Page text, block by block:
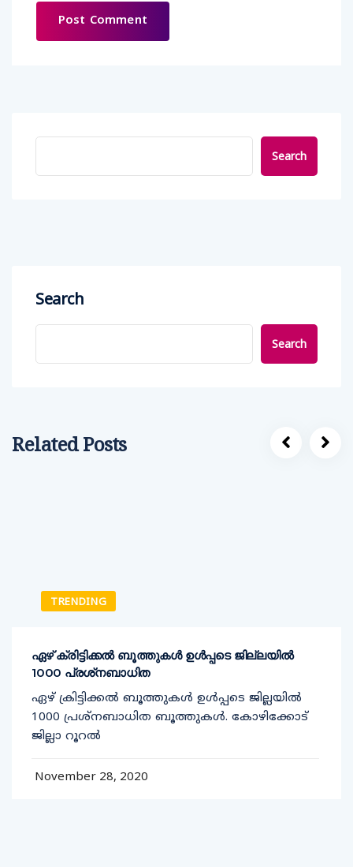
Search
Search
Search
Related Posts
TRENDING
ഏഴ് ക്രിട്ടിക്കല്‍ ബൂത്തുകള്‍ ഉള്‍പ്പടെ ജില്ലയില്‍
1000 പ്രശ്‌നബാധിത
ഏഴ് ക്രിട്ടിക്കല്‍ ബൂത്തുകള്‍ ഉള്‍പ്പടെ ജില്ലയില്‍
1000 പ്രശ്‌നബാധിത ബൂത്തുകള്‍. കോഴിക്കോട്
ജില്ലാ റൂറല്‍
November 28, 2020